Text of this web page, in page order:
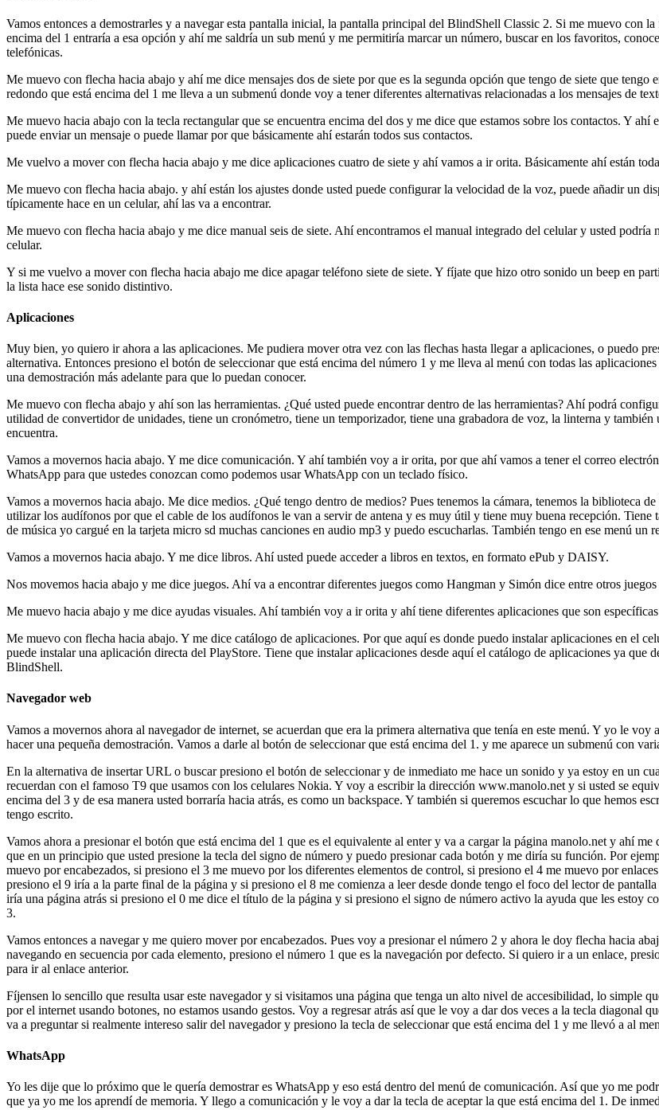
Vamos entonces a demostrarles y a navegar esta pantalla inicial, la pantalla principal del BlindShell Classic 2. Si me muevo con
encima del 1 entraría a esa opción y ahí me saldría un sub menú y me permitiría marcar un número, buscar en los favoritos,
telefónicas.
Me muevo con flecha hacia abajo y ahí me dice mensajes dos de siete por que es la segunda opción que tengo de siete que
redondo que está encima del 1 me lleva a un submenú donde voy a tener diferentes alternativas relacionadas a los mensajes de
Me muevo hacia abajo con la tecla rectangular que se encuentra encima del dos y me dice que estamos sobre los contactos. Y
puede enviar un mensaje o puede llamar por que básicamente ahí estarán todos sus contactos.
Me vuelvo a mover con flecha hacia abajo y me dice aplicaciones cuatro de siete y ahí vamos a ir orita. Básicamente ahí están
Me muevo con flecha hacia abajo. y ahí están los ajustes donde usted puede configurar la velocidad de la voz, puede añadir un
típicamente hace en un celular, ahí las va a encontrar.
Me muevo con flecha hacia abajo y me dice manual seis de siete. Ahí encontramos el manual integrado del celular y usted
celular.
Y si me vuelvo a mover con flecha hacia abajo me dice apagar teléfono siete de siete. Y fíjate que hizo otro sonido un beep en
la lista hace ese sonido distintivo.
Aplicaciones
Muy bien, yo quiero ir ahora a las aplicaciones. Me pudiera mover otra vez con las flechas hasta llegar a aplicaciones, o puedo
alternativa. Entonces presiono el botón de seleccionar que está encima del número 1 y me lleva al menú con todas las
una demostración más adelante para que lo puedan conocer.
Me muevo con flecha abajo y ahí son las herramientas. ¿Qué usted puede encontrar dentro de las herramientas? Ahí podrá
utilidad de convertidor de unidades, tiene un cronómetro, tiene un temporizador, tiene una grabadora de voz, la linterna y
encuentra.
Vamos a movernos hacia abajo. Y me dice comunicación. Y ahí también voy a ir orita, por que ahí vamos a tener el correo
WhatsApp para que ustedes conozcan como podemos usar WhatsApp con un teclado físico.
Vamos a movernos hacia abajo. Me dice medios. ¿Qué tengo dentro de medios? Pues tenemos la cámara, tenemos la biblioteca
utilizar los audífonos por que el cable de los audífonos le van a servir de antena y es muy útil y tiene muy buena recepción.
de música yo cargué en la tarjeta micro sd muchas canciones en audio mp3 y puedo escucharlas. También tengo en ese menú
Vamos a movernos hacia abajo. Y me dice libros. Ahí usted puede acceder a libros en textos, en formato ePub y DAISY.
Nos movemos hacia abajo y me dice juegos. Ahí va a encontrar diferentes juegos como Hangman y Simón dice entre otros juegos
Me muevo hacia abajo y me dice ayudas visuales. Ahí también voy a ir orita y ahí tiene diferentes aplicaciones que son
Me muevo con flecha hacia abajo. Y me dice catálogo de aplicaciones. Por que aquí es donde puedo instalar aplicaciones en el
puede instalar una aplicación directa del PlayStore. Tiene que instalar aplicaciones desde aquí el catálogo de aplicaciones ya que
BlindShell.
Navegador web
Vamos a movernos ahora al navegador de internet, se acuerdan que era la primera alternativa que tenía en este menú. Y yo le
hacer una pequeña demostración. Vamos a darle al botón de seleccionar que está encima del 1. y me aparece un submenú con
En la alternativa de insertar URL o buscar presiono el botón de seleccionar y de inmediato me hace un sonido y ya estoy en un
recuerdan con el famoso T9 que usamos con los celulares Nokia. Y voy a escribir la dirección www.manolo.net y si usted se
encima del 3 y de esa manera usted borraría hacia atrás, es como un backspace. Y también si queremos escuchar lo que hemos
tengo escrito.
Vamos ahora a presionar el botón que está encima del 1 que es el equivalente al enter y va a cargar la página manolo.net y ahí
que en un principio que usted presione la tecla del signo de número y puedo presionar cada botón y me diría su función. Por
muevo por encabezados, si presiono el 3 me muevo por los diferentes elementos de control, si presiono el 4 me muevo por
presiono el 9 iría a la parte final de la página y si presiono el 8 me comienza a leer desde donde tengo el foco del lector de
iría una página atrás si presiono el 0 me dice el título de la página y si presiono el signo de número activo la ayuda que les estoy
3.
Vamos entonces a navegar y me quiero mover por encabezados. Pues voy a presionar el número 2 y ahora le doy flecha hacia
navegando en secuencia por cada elemento, presiono el número 1 que es la navegación por defecto. Si quiero ir a un enlace,
para ir al enlace anterior.
Fíjensen lo sencillo que resulta usar este navegador y si visitamos una página que tenga un alto nivel de accesibilidad, lo simple
por el internet usando botones, no estamos usando gestos. Voy a regresar atrás así que le voy a dar dos veces a la tecla diagonal
va a preguntar si realmente intereso salir del navegador y presiono la tecla de seleccionar que está encima del 1 y me llevó a al
WhatsApp
Yo les dije que lo próximo que le quería demostrar es WhatsApp y eso está dentro del menú de comunicación. Así que yo me
que ya yo me los aprendí de memoria. Y llego a comunicación y le voy a dar la tecla de aceptar la que está encima del 1. De